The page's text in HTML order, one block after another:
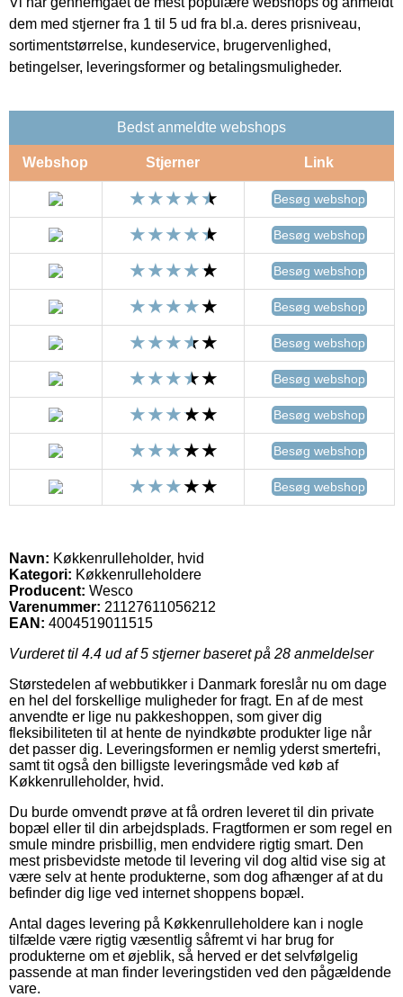
dem med stjerner fra 1 til 5 ud fra bl.a. deres prisniveau,
sortimentstørrelse, kundeservice, brugervenlighed,
betingelser, leveringsformer og betalingsmuligheder.
Bedst anmeldte webshops
Webshop Stjerner Link
Besøg webshop
Besøg webshop
Besøg webshop
Besøg webshop
Besøg webshop
Besøg webshop
Besøg webshop
Besøg webshop
Besøg webshop
Navn: Køkkenrulleholder, hvid
Kategori: Køkkenrulleholdere
Producent: Wesco
Varenummer: 21127611056212
EAN: 4004519011515
Vurderet til 4.4 ud af 5 stjerner baseret på 28 anmeldelser
Størstedelen af webbutikker i Danmark foreslår nu om dage
en hel del forskellige muligheder for fragt. En af de mest
anvendte er lige nu pakkeshoppen, som giver dig
fleksibiliteten til at hente de nyindkøbte produkter lige når
det passer dig. Leveringsformen er nemlig yderst smertefri,
samt tit også den billigste leveringsmåde ved køb af
Køkkenrulleholder, hvid.
Du burde omvendt prøve at få ordren leveret til din private
bopæl eller til din arbejdsplads. Fragtformen er som regel en
smule mindre prisbillig, men endvidere rigtig smart. Den
mest prisbevidste metode til levering vil dog altid vise sig at
være selv at hente produkterne, som dog afhænger af at du
befinder dig lige ved internet shoppens bopæl.
Antal dages levering på Køkkenrulleholdere kan i nogle
tilfælde være rigtig væsentlig såfremt vi har brug for
produkterne om et øjeblik, så herved er det selvfølgelig
passende at man finder leveringstiden ved den pågældende
vare.